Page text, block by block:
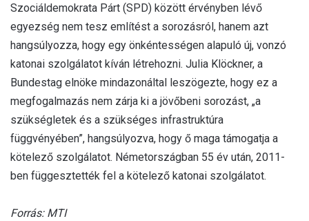
Szociáldemokrata Párt (SPD) között érvényben lévő
egyezség nem tesz említést a sorozásról, hanem azt
hangsúlyozza, hogy egy önkéntességen alapuló új, vonzó
katonai szolgálatot kíván létrehozni. Julia Klöckner, a
Bundestag elnöke mindazonáltal leszögezte, hogy ez a
megfogalmazás nem zárja ki a jövőbeni sorozást, „a
szükségletek és a szükséges infrastruktúra
függvényében”, hangsúlyozva, hogy ő maga támogatja a
kötelező szolgálatot. Németországban 55 év után, 2011-
ben függesztették fel a kötelező katonai szolgálatot.
Forrás: MTI